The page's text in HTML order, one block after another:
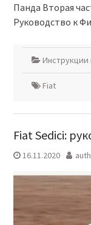
Панда Вторая
Руководство к
Инструкции
Fiat
Fiat Sedici:
16.11.2020